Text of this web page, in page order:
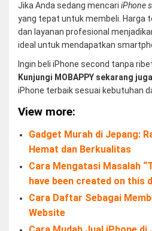
Jika Anda sedang mencari iPhone
yang tepat untuk membeli. Harga
dan layanan profesional
ideal untuk mendapatkan
Ingin beli iPhone second tanpa
Kunjungi MOBAPPY sekarang juga
iPhone terbaik sesuai kebutuhan
View more:
Gadget Murah di Jepang:
Hemat dan Berkualitas
Cara Mengatasi Masalah
have been created on this
Cara Daftar Sebagai
Website